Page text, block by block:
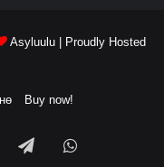
Asyluulu | Proudly Hosted
Buy now!
TelegramWhatsApp